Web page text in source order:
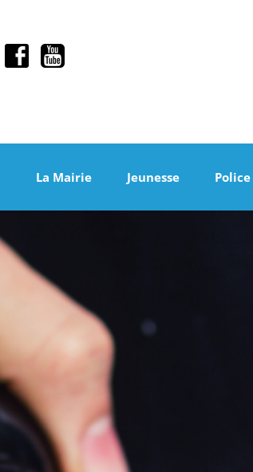
La Mairie Jeunesse